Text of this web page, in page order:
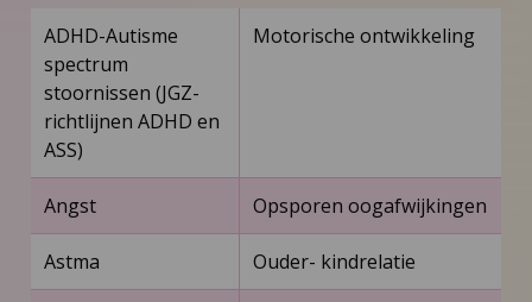
ADHD-Autisme
spectrum
stoornissen (JGZ-
richtlijnen ADHD en
ASS)
Motorische ontwikkeling
Angst Opsporen oogafwijkingen
Astma Ouder- kindrelatie